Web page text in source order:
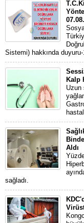
Sistemi) hakkında duyuru-
Kalp
Uzun
Aldı
sağladı.